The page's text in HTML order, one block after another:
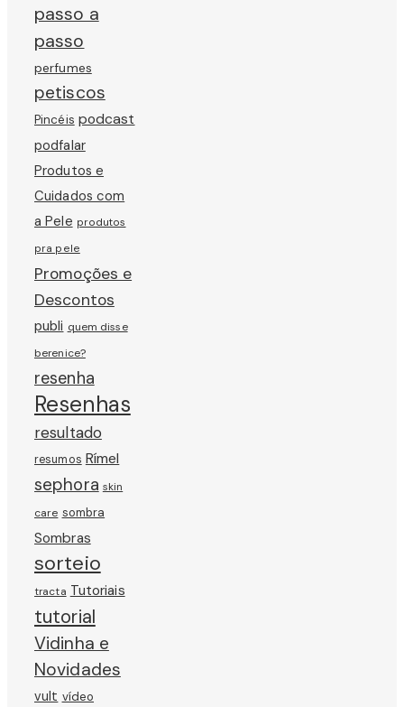
passo a
passo
perfumes
petiscos
Pincéis podcast
podfalar
Produtos e
Cuidados com
a Pele produtos
pra pele
Promoções e
Descontos
publi quem disse
berenice?
resenha
Resenhas
resultado
resumos Rímel
sephora skin
care sombra
Sombras
sorteio
tracta Tutoriais
tutorial
Vidinha e
Novidades
vult vídeo